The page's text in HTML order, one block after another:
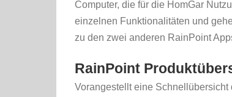
Computer, die für die HomGar
einzelnen Funktionalitäten und
zu den zwei anderen RainPoint
RainPoint
Vorangestellt eine